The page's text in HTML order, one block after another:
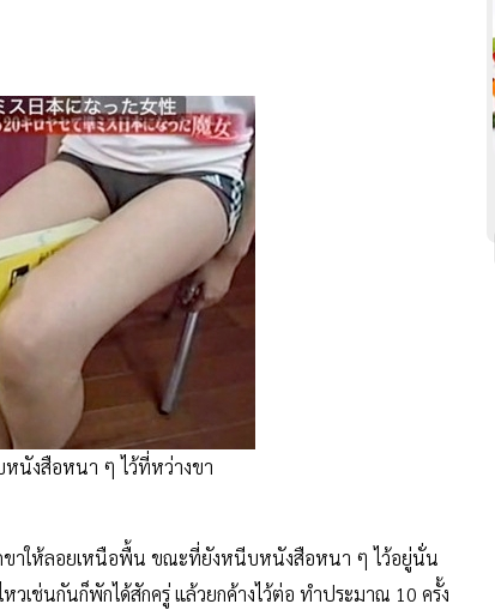
นังสือหนา ๆ ไว้ที่หว่างขา
กขาให้ลอยเหนือพื้น ขณะที่ยังหนีบหนังสือหนา ๆ ไว้อยู่นั่น
เช่นกันก็พักได้สักครู่ แล้วยกค้างไว้ต่อ ทำประมาณ 10 ครั้ง